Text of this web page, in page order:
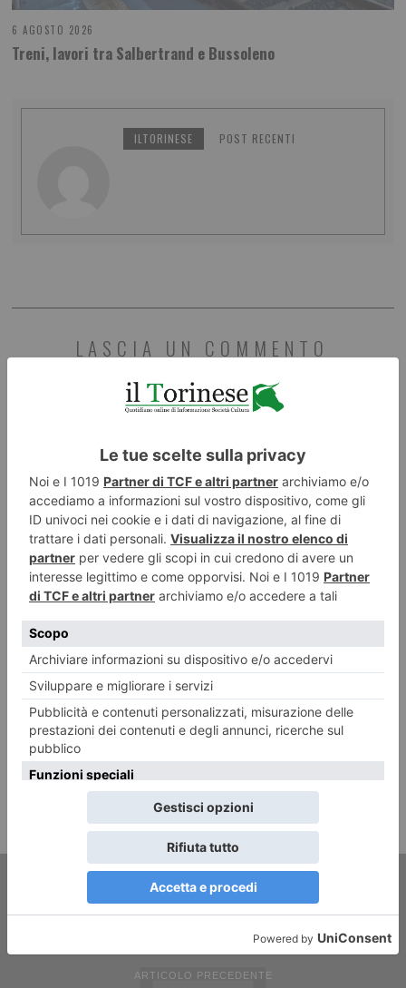
6 AGOSTO 2026
Treni, lavori tra Salbertrand e Bussoleno
ILTORINESE POST RECENTI
LASCIA UN COMMENTO
ARTICOLO PRECEDENTE